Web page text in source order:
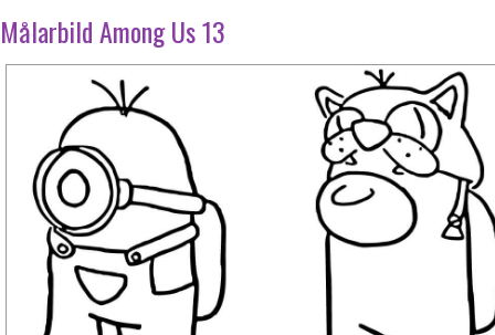
Målarbild Among Us 13